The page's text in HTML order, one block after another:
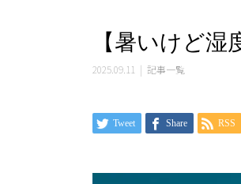
【暑いけど湿
2025.09.11 記事一覧
Tweet Share RSS